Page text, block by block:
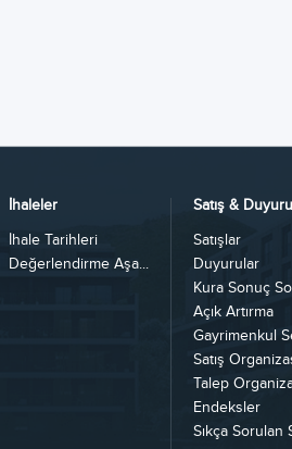
İhaleler
İhale Tarihleri
Değerlendirme Aşa...
Satış &
Satışlar
Duyurular
Kura Sonuç
Açık Artırma
Gayrimenkul
Satış
Talep
Endeksler
Sıkça Sorulan